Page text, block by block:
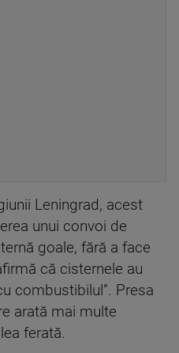
Leningrad, acest
unui convoi de
goale, fără a face
că cisternele au
combustibilul”. Presa
arată mai multe
ferată.